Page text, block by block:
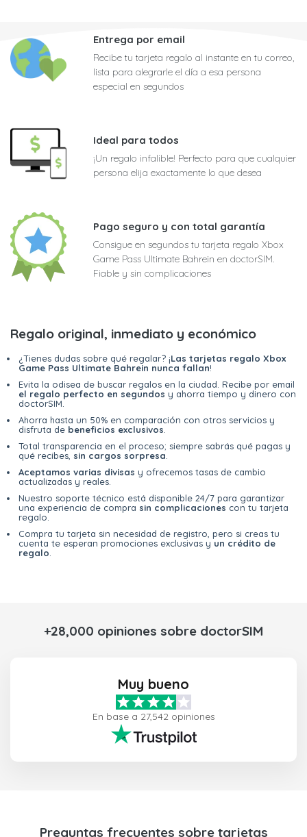
Entrega por email
Recibe tu tarjeta regalo al instante en tu correo,
lista para alegrarle el día a esa persona
especial en segundos
Ideal para todos
¡Un regalo infalible! Perfecto para que cualquier
persona elija exactamente lo que desea
Pago seguro y con total garantía
Consigue en segundos tu tarjeta regalo Xbox
Game Pass Ultimate Bahrein en doctorSIM.
Fiable y sin complicaciones
Regalo original, inmediato y económico
¿Tienes dudas sobre qué regalar? ¡Las tarjetas regalo Xbox
Game Pass Ultimate Bahrein nunca fallan!
Evita la odisea de buscar regalos en la ciudad. Recibe por email
el regalo perfecto en segundos y ahorra tiempo y dinero con
doctorSIM.
Ahorra hasta un 50% en comparación con otros servicios y
disfruta de beneficios exclusivos
Total transparencia en el proceso; siempre sabrás qué pagas y
qué recibes, sin cargos sorpresa
Aceptamos varias divisas y ofrecemos tasas de cambio
actualizadas y reales.
Nuestro soporte técnico está disponible 24/7 para garantizar
una experiencia de compra sin complicaciones con tu tarjeta
regalo.
Compra tu tarjeta sin necesidad de registro, pero si creas tu
cuenta te esperan promociones exclusivas y un crédito de
regalo
+28,000 opiniones sobre doctorSIM
Muy bueno
En base a 27,542 opiniones
Preguntas frecuentes sobre tarjetas